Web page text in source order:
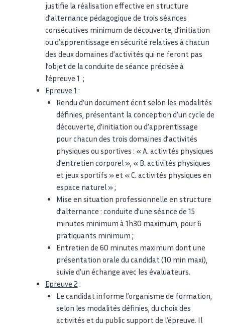
justifie la réalisation effective en structure
d’alternance pédagogique de trois séances
consécutives minimum de découverte, d’initiation
ou d’apprentissage en sécurité relatives à chacun
des deux domaines d’activités qui ne feront pas
l’objet de la conduite de séance précisée à
l’épreuve 1 ;
Epreuve 1 :
Rendu d’un document écrit selon les modalités
définies, présentant la conception d’un cycle de
découverte, d’initiation ou d’apprentissage
pour chacun des trois domaines d’activités
physiques ou sportives : « A. activités physiques
d’entretien corporel », « B. activités physiques
et jeux sportifs » et « C. activités physiques en
espace naturel » ;
Mise en situation professionnelle en structure
d’alternance : conduite d’une séance de 15
minutes minimum à 1h30 maximum, pour 6
pratiquants minimum ;
Entretien de 60 minutes maximum dont une
présentation orale du candidat (10 min maxi),
suivie d’un échange avec les évaluateurs.
Epreuve 2 :
Le candidat informe l’organisme de formation,
selon les modalités définies, du choix des
activités et du public support de l’épreuve. Il